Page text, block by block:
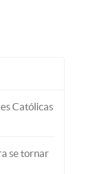
Católicas
se tornar